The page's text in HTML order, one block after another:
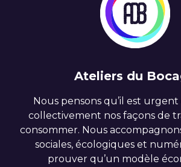
Ateliers du
Nous pensons qu’il est
collectivement nos façons de
consommer. Nous
sociales, écologiques et
prouver qu’un modèle